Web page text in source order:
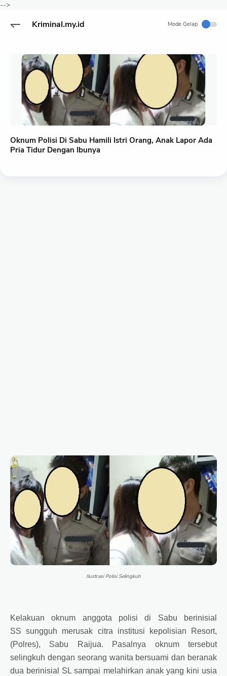
-->
Kriminal.my.id Mode Gelap
Oknum Polisi Di Sabu Hamili Istri Orang, Anak Lapor Ada
Pria Tidur Dengan Ibunya
Ilustrasi Polisi Selingkuh
Kelakuan oknum anggota polisi di Sabu berinisial
SS sungguh merusak citra institusi kepolisian Resort,
(Polres), Sabu Raijua. Pasalnya oknum tersebut
selingkuh dengan seorang wanita bersuami dan beranak
dua berinisial SL sampai melahirkan anak yang kini usia